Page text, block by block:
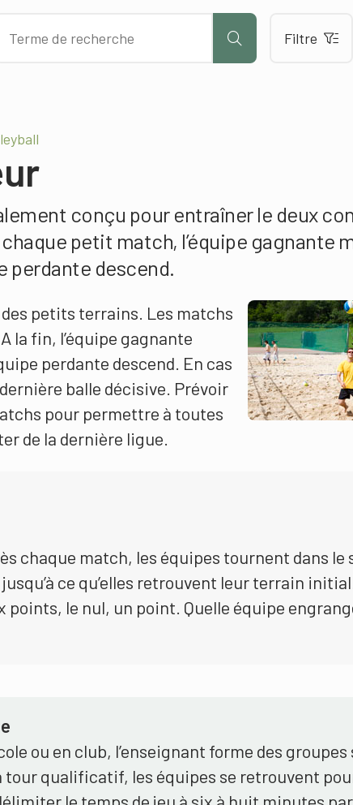
Filtre
conçu pour entraîner le deux
petit match, l’équipe gagnante
perdante descend.
petits terrains. Les matchs
la fin, l’équipe gagnante
perdante descend. En cas
balle décisive. Prévoir
pour permettre à toutes
de la dernière ligue.
chaque match, les équipes tournent dans le
ce qu’elles retrouvent leur terrain
le nul, un point. Quelle équipe
ou en club, l’enseignant forme des
tour qualificatif, les équipes se retrouvent